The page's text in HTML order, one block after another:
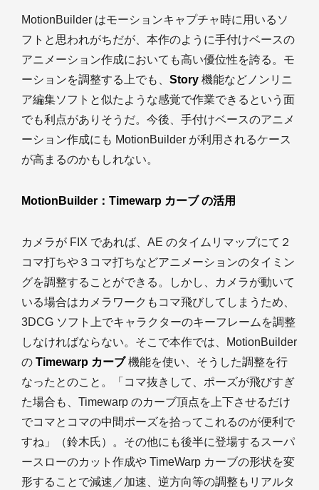
MotionBuilder はモーションキャプチャ時に用いるソ
フトと思われがちだが、本作のように手付けベースの
アニメーション作成においても高い優位性を誇る。モ
ーションを調整する上でも、 Story 機能などノンリニ
ア編集ソフトと似たような感覚で作業できるという面
でも利点がありそうだ。今後、手付けベースのアニメ
ーション作成にも MotionBuilder が利用されるケース
が高まるのかもしれない。
MotionBuilder： Timewarp カーブの活用
カメラが FIX であれば、AE のタイムリマップにて２
コマ打ちや３コマ打ちなどアニメーションのタイミン
グを調整することができる。しかし、カメラが動いて
いる場合はカメラワークもコマ飛びしてしまうため、
3DCG ソフト上でキャラクターのキーフレームを調整
しなければならない。そこで本作では、MotionBuilder
の Timewarp カーブ機能を使い、そうした調整を行
なったとのこと。「コマ抜きして、ポーズが飛びすぎ
た場合も、Timewarp のカーブ頂点を上下させるだけ
でコマとコマの中間ポーズを拾ってこれるのが便利で
すね」（鈴木氏）。その他にも後半に登場するスーパ
ースローのカット作成や TimeWarp カーブの形状を変
形することで減速／加速、逆方向等の調整もリアルタ